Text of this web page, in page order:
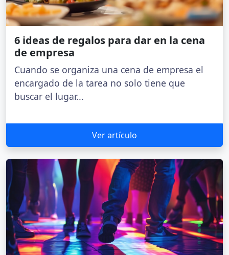
6 ideas de regalos para dar en la cena
de empresa
Cuando se organiza una cena de empresa el
encargado de la tarea no solo tiene que
buscar el lugar...
Ver artículo